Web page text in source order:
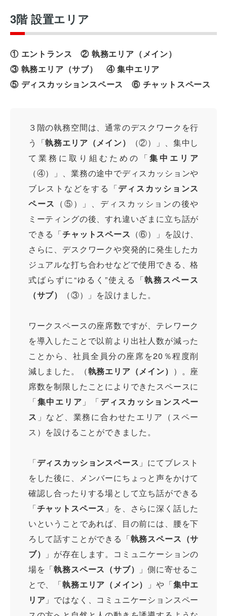
3階 設置エリア
① エントランス ② 執務エリア（メイン）
③ 執務エリア（サブ） ④ 集中エリア
⑤ ディスカッションスペース ⑥ チャットスペース
３階の執務空間は、通常のデスクワークを行
う「執務エリア（メイン）
（②）」、集中し
て業務に取り組むための「集中エリア
（④）」、業務の途中でディスカッションや
ブレストなどをする「ディスカッションス
ペース （⑤）」、ディスカッションの後や
ミーティングの後、すれ違いざまに立ち話が
できる「チャットスペース （⑥）」を設け、
さらに、デスクワークや突発的に発生したカ
ジュアルな打ち合わせなどで使用できる、格
式ばらずに“ゆるく”使える「執務スペース
（サブ）
（③）」を設けました。
ワークスペースの座席数ですが、テレワーク
を導入したことで以前より出社人数が減った
ことから、社員全員分の座席を20％程度削
減しました。（執務エリア（メイン） ）。座
席数を制限したことによりできたスペースに
「集中エリア 」「ディスカッションスペー
ス 」など、業務に合わせたエリア（スペー
ス）を設けることができました。
「ディスカッションスペース 」にてブレスト
をした後に、メンバーにちょっと声をかけて
確認し合ったりする場として立ち話ができる
「チャットスペース 」を、さらに深く話した
いということであれば、目の前には、腰を下
ろして話すことができる「執務スペース（サ
ブ）
」が存在します。コミュニケーションの
場を「執務スペース（サブ）
」側に寄せるこ
とで、「執務エリア（メイン） 」や「集中エ
リア 」ではなく、コミュニケーションスペー